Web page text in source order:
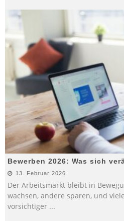
Bewerben 2026: Was sich
13. Februar 2026
Der Arbeitsmarkt bleibt in
wachsen, andere sparen, und
vorsichtiger ...